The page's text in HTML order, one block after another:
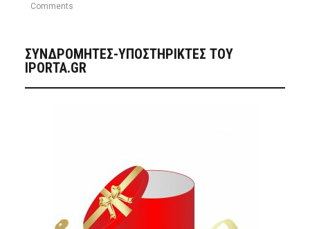
Comments
ΣΥΝΔΡΟΜΗΤΈΣ-ΥΠΟΣΤΗΡΙΚΤΈΣ ΤΟΥ
IPORTA.GR